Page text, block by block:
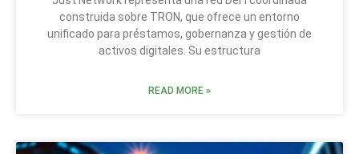
construida sobre TRON, que ofrece un entorno
unificado para préstamos, gobernanza y gestión de
activos digitales. Su estructura
READ MORE »